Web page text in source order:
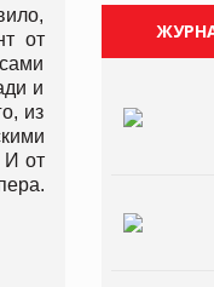
от
и
из
И от